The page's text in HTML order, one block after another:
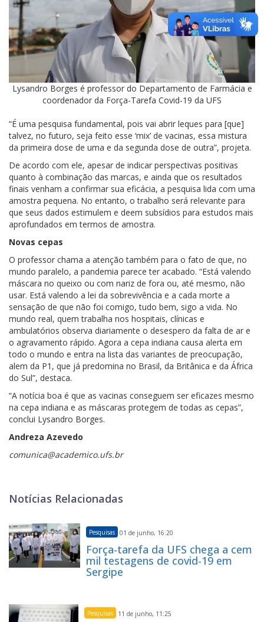
Lysandro Borges é professor do Departamento de Farmácia e
coordenador da Força-Tarefa Covid-19 da UFS
“É uma pesquisa fundamental, pois vai abrir leques para [que]
talvez, no futuro, seja feito esse ‘mix’ de vacinas, essa mistura
da primeira dose de uma e da segunda dose de outra”, projeta.
De acordo com ele, apesar de indicar perspectivas positivas
quanto à combinação das marcas, e ainda que os resultados
finais venham a confirmar sua eficácia, a pesquisa lida com uma
amostra pequena. No entanto, o trabalho será relevante para
que seus dados estimulem e deem subsídios para estudos mais
aprofundados em termos de amostra.
Novas cepas
O professor chama a atenção também para o fato de que, no
mundo paralelo, a pandemia parece ter acabado. “Está valendo
máscara no queixo ou com nariz de fora ou, até mesmo, não
usar. Está valendo a lei da sobrevivência e a cada morte a
sensação de que não foi comigo, tudo bem, sigo a vida. No
mundo real, quem trabalha nos hospitais, clínicas e
ambulatórios observa diariamente o desespero da falta de ar e
o agravamento rápido. Agora a cepa indiana causa alerta em
todo o mundo e entra na lista das variantes de preocupação,
alem da P1, que já predomina no Brasil, da Britânica e da África
do Sul”, destaca.
“A notícia boa é que as vacinas conseguem ser eficazes mesmo
na cepa indiana e as máscaras protegem de todas as cepas”,
conclui Lysandro Borges.
Andreza Azevedo
comunica@academico.ufs.br
Notícias Relacionadas
Pesquisas 01 de junho, 16:20
Força-tarefa da UFS chega a cem
mil testagens de covid-19 em
Sergipe
Pesquisas 11 de junho, 11:25